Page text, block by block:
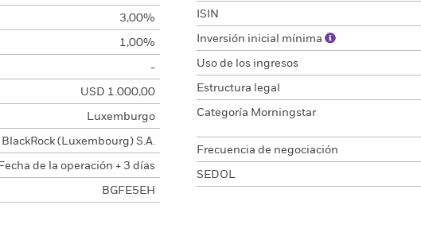
3,00%
1,00%
-
USD 1.000,00
Luxemburgo
BlackRock (Luxembourg) S.A.
de la operación + 3 días
BGFE5EH
ISIN
Inversión inicial mínima
Uso de los ingresos
Estructura legal
Categoría Morningstar
Frecuencia de negociación
SEDOL